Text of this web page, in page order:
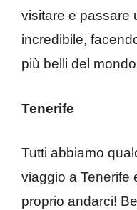
visitare e passare
incredibile,
più belli del
Tenerife
Tutti abbiamo
viaggio a Tenerife
proprio andarci!